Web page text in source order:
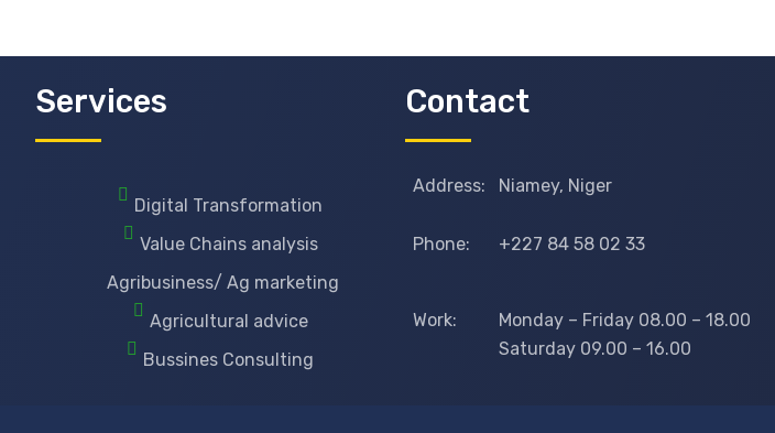
Services
Digital Transformation
Value Chains analysis
Agribusiness/ Ag marketing
Agricultural advice
Bussines Consulting
Contact
Address: Niamey, Niger
Phone: +227 84 58 02 33
Work:
Monday – Friday 08.00 – 18.00
Saturday 09.00 – 16.00